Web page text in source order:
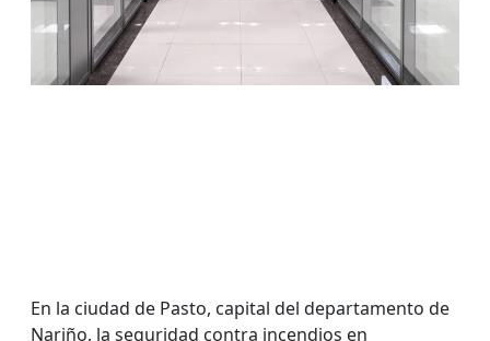
En la ciudad de Pasto, capital del departamento de
Nariño, la seguridad contra incendios en